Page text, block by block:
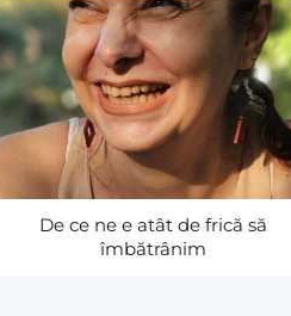
De ce ne e atât de frică să
îmbătrânim